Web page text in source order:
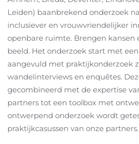
Leiden) baanbrekend onderzoek
inclusiever en vrouwvriendelijker
openbare ruimte. Brengen kansen
beeld. Het onderzoek start met
aangevuld met praktijkonderzoek
wandelinterviews en enquêtes.
gecombineerd met de expertise
partners tot een toolbox met
ontwerpend onderzoek wordt
praktijkcasussen van onze partners.